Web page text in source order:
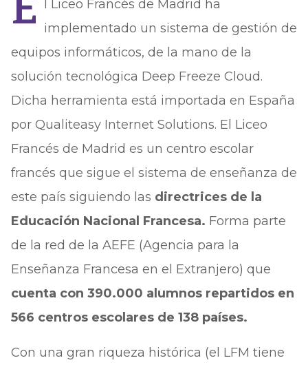
l Liceo Francés de Madrid ha
implementado un sistema de gestión de
equipos informáticos, de la mano de la
solución tecnológica Deep Freeze Cloud.
Dicha herramienta está importada en España
por Qualiteasy Internet Solutions. El Liceo
Francés de Madrid es un centro escolar
francés que sigue el sistema de enseñanza de
este país siguiendo las directrices de la
Educación Nacional Francesa. Forma parte
de la red de la AEFE (Agencia para la
Enseñanza Francesa en el Extranjero) que
cuenta con 390.000 alumnos repartidos en
566 centros escolares de 138 países.
Con una gran riqueza histórica (el LFM tiene